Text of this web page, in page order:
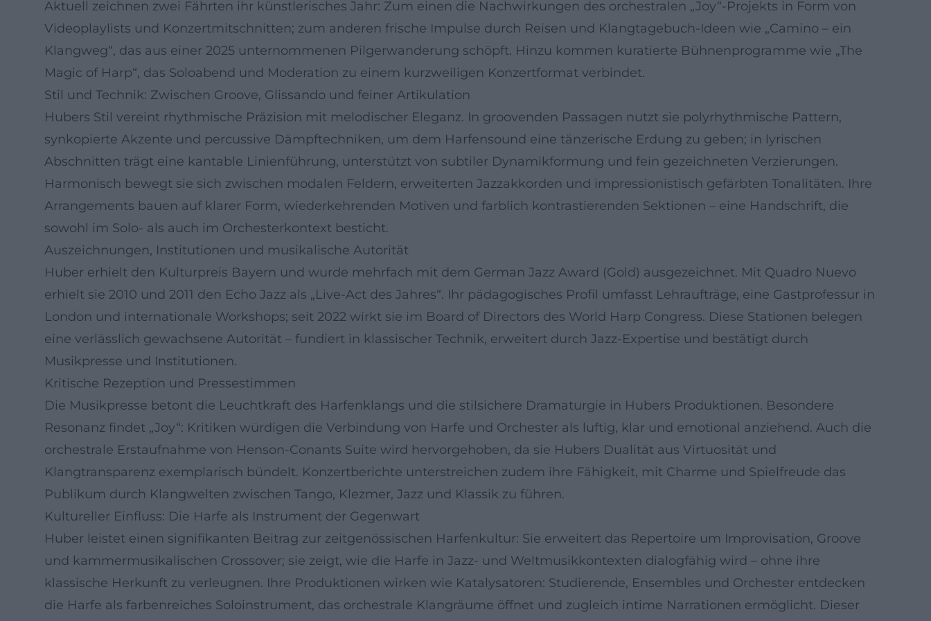
Aktuell zeichnen zwei Fährten ihr künstlerisches Jahr: Zum einen die Nachwirkungen des orchestralen „Joy“-Projekts in Form von
Videoplaylists und Konzertmitschnitten; zum anderen frische Impulse durch Reisen und Klangtagebuch-Ideen wie „Camino – ein
Klangweg“, das aus einer 2025 unternommenen Pilgerwanderung schöpft. Hinzu kommen kuratierte Bühnenprogramme wie „The
Magic of Harp“, das Soloabend und Moderation zu einem kurzweiligen Konzertformat verbindet.
Stil und Technik: Zwischen Groove, Glissando und feiner Artikulation
Hubers Stil vereint rhythmische Präzision mit melodischer Eleganz. In groovenden Passagen nutzt sie polyrhythmische Pattern,
synkopierte Akzente und percussive Dämpftechniken, um dem Harfensound eine tänzerische Erdung zu geben; in lyrischen
Abschnitten trägt eine kantable Linienführung, unterstützt von subtiler Dynamikformung und fein gezeichneten Verzierungen.
Harmonisch bewegt sie sich zwischen modalen Feldern, erweiterten Jazzakkorden und impressionistisch gefärbten Tonalitäten. Ihre
Arrangements bauen auf klarer Form, wiederkehrenden Motiven und farblich kontrastierenden Sektionen – eine Handschrift, die
sowohl im Solo- als auch im Orchesterkontext besticht.
Auszeichnungen, Institutionen und musikalische Autorität
Huber erhielt den Kulturpreis Bayern und wurde mehrfach mit dem German Jazz Award (Gold) ausgezeichnet. Mit Quadro Nuevo
erhielt sie 2010 und 2011 den Echo Jazz als „Live-Act des Jahres“. Ihr pädagogisches Profil umfasst Lehraufträge, eine Gastprofessur in
London und internationale Workshops; seit 2022 wirkt sie im Board of Directors des World Harp Congress. Diese Stationen belegen
eine verlässlich gewachsene Autorität – fundiert in klassischer Technik, erweitert durch Jazz-Expertise und bestätigt durch
Musikpresse und Institutionen.
Kritische Rezeption und Pressestimmen
Die Musikpresse betont die Leuchtkraft des Harfenklangs und die stilsichere Dramaturgie in Hubers Produktionen. Besondere
Resonanz findet „Joy“: Kritiken würdigen die Verbindung von Harfe und Orchester als luftig, klar und emotional anziehend. Auch die
orchestrale Erstaufnahme von Henson-Conants Suite wird hervorgehoben, da sie Hubers Dualität aus Virtuosität und
Klangtransparenz exemplarisch bündelt. Konzertberichte unterstreichen zudem ihre Fähigkeit, mit Charme und Spielfreude das
Publikum durch Klangwelten zwischen Tango, Klezmer, Jazz und Klassik zu führen.
Kultureller Einfluss: Die Harfe als Instrument der Gegenwart
Huber leistet einen signifikanten Beitrag zur zeitgenössischen Harfenkultur: Sie erweitert das Repertoire um Improvisation, Groove
und kammermusikalischen Crossover; sie zeigt, wie die Harfe in Jazz- und Weltmusikkontexten dialogfähig wird – ohne ihre
klassische Herkunft zu verleugnen. Ihre Produktionen wirken wie Katalysatoren: Studierende, Ensembles und Orchester entdecken
die Harfe als farbenreiches Soloinstrument, das orchestrale Klangräume öffnet und zugleich intime Narrationen ermöglicht. Dieser